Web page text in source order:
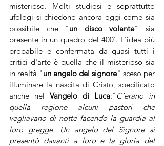
misterioso. Molti studiosi e soprattutto
ufologi si chiedono ancora oggi come sia
possibile che "un disco volante" sia
presente in un quadro del 400'. L'idea più
probabile e confermata da quasi tutti i
critici d'arte è quella che il misterioso sia
in realtà "un angelo del signore" sceso per
illuminare la nascita di Cristo, specificato
anche nel Vangelo di Luca:" C’erano in
quella regione alcuni pastori che
vegliavano di notte facendo la guardia al
loro gregge. Un angelo del Signore si
presentò davanti a loro e la gloria del